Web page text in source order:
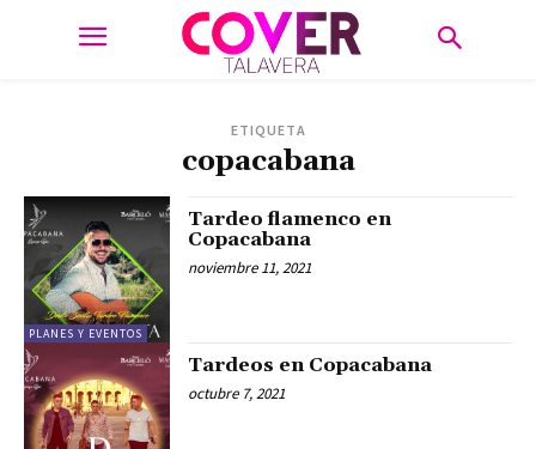
ETIQUETA
copacabana
PLANES Y EVENTOS
Tardeo flamenco en
Copacabana
noviembre 11, 2021
Tardeos en Copacabana
octubre 7, 2021